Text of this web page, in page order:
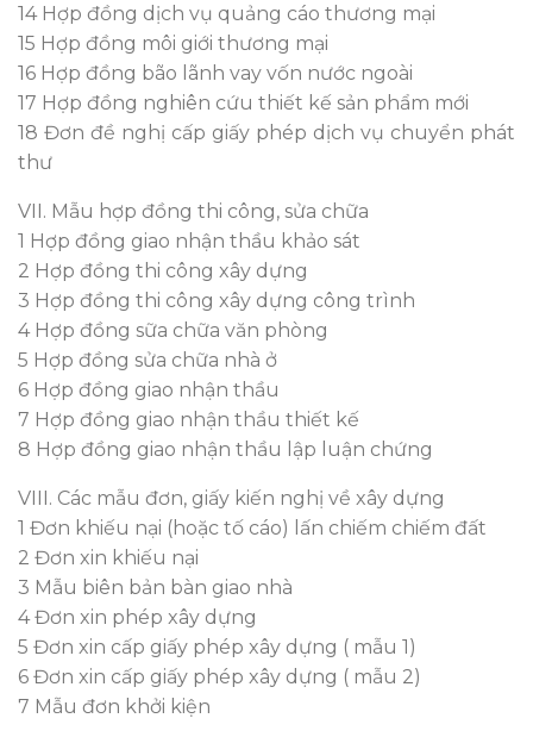
14 Hợp đồng dịch vụ quảng cáo thương mại
15 Hợp đồng môi giới thương mại
16 Hợp đồng bão lãnh vay vốn nước ngoài
17 Hợp đồng nghiên cứu thiết kế sản phẩm mới
18 Đơn đề nghị cấp giấy phép dịch vụ chuyển phát
thư
VII. Mẫu hợp đồng thi công, sửa chữa
1 Hợp đồng giao nhận thầu khảo sát
2 Hợp đồng thi công xây dựng
3 Hợp đồng thi công xây dựng công trình
4 Hợp đồng sữa chữa văn phòng
5 Hợp đồng sửa chữa nhà ở
6 Hợp đồng giao nhận thầu
7 Hợp đồng giao nhận thầu thiết kế
8 Hợp đồng giao nhận thầu lập luận chứng
VIII. Các mẫu đơn, giấy kiến nghị về xây dựng
1 Đơn khiếu nại (hoặc tố cáo) lấn chiếm chiếm đất
2 Đơn xin khiếu nại
3 Mẫu biên bản bàn giao nhà
4 Đơn xin phép xây dựng
5 Đơn xin cấp giấy phép xây dựng ( mẫu 1)
6 Đơn xin cấp giấy phép xây dựng ( mẫu 2)
7 Mẫu đơn khởi kiện